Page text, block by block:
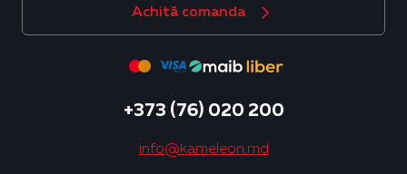
Achită comanda
+373 (76) 020 200
info@kameleon.md